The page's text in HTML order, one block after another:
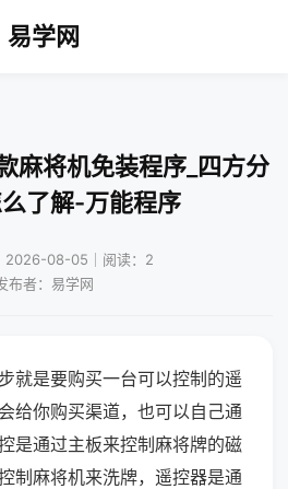
易学网
麻将机免装程序_四方分
了解-万能程序
2026-08-05｜阅读：2
布者：易学网
就是要购买一台可以控制的遥
给你购买渠道，也可以自己通
是通过主板来控制麻将牌的磁
制麻将机来洗牌，遥控器是通